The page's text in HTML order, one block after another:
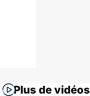
Plus de vidéos